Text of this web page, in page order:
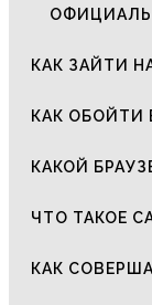
КАК ЗАЙТИ
КАК ОБОЙТИ
КАКОЙ
ЧТО ТАКОЕ
КАК